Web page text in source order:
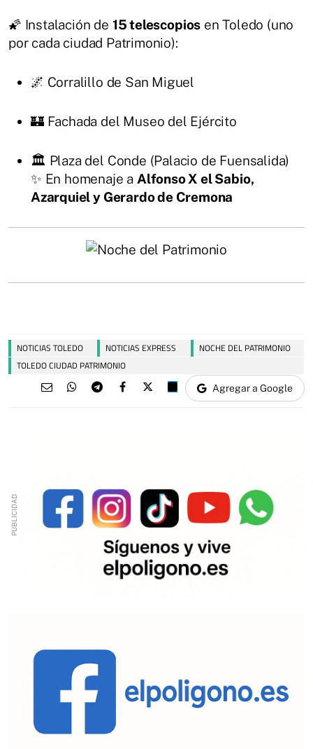
🌠 Instalación de 15 telescopios en Toledo (uno
por cada ciudad Patrimonio):
🌌 Corralillo de San Miguel
🏰 Fachada del Museo del Ejército
🏛 Plaza del Conde (Palacio de Fuensalida)
✨ En homenaje a Alfonso X el Sabio,
Azarquiel y Gerardo de Cremona
NOTICIAS TOLEDO NOTICIAS EXPRESS
NOCHE DEL PATRIMONIO
TOLEDO CIUDAD PATRIMONIO
Agregar a Google